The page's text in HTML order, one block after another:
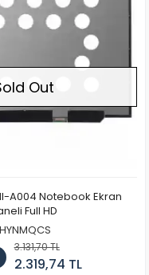
Out
A004 Notebook Ekran
Full HD
3.131,70 TL
2.319,74 TL